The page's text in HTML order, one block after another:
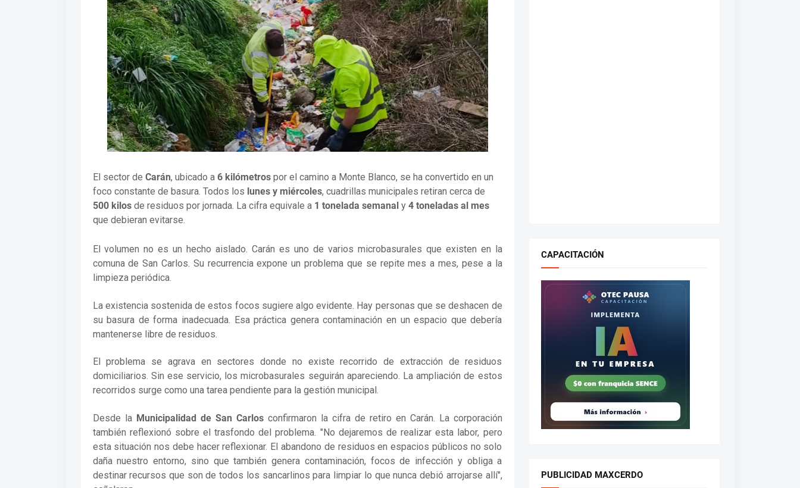
El sector de Carán, ubicado a 6 kilómetrospor el camino a Monte Blanco, se ha convertido en un
foco constante de basura. Todos los lunes y miércoles, cuadrillas municipales retiran cerca de
500 kilosde residuos por jornada. La cifra equivale a 1 tonelada semanal y 4 toneladas al mes
que debieran evitarse.
El volumen no es un hecho aislado. Carán es uno de varios microbasurales que existen en la
comuna de San Carlos. Su recurrencia expone un problema que se repite mes a mes, pese a la
limpieza periódica.
La existencia sostenida de estos focos sugiere algo evidente. Hay personas que se deshacen de
su basura de forma inadecuada. Esa práctica genera contaminación en un espacio que debería
mantenerse libre de residuos.
El problema se agrava en sectores donde no existe recorrido de extracción de residuos
domiciliarios. Sin ese servicio, los microbasurales seguirán apareciendo. La ampliación de estos
recorridos surge como una tarea pendiente para la gestión municipal.
Desde la Municipalidad de San Carlosconfirmaron la cifra de retiro en Carán. La corporación
también reflexionó sobre el trasfondo del problema. "No dejaremos de realizar esta labor, pero
esta situación nos debe hacer reflexionar. El abandono de residuos en espacios públicos no solo
daña nuestro entorno, sino que también genera contaminación, focos de infección y obliga a
destinar recursos que son de todos los sancarlinos para limpiar lo que nunca debió arrojarse allí",
CAPACITACIÓN
PUBLICIDAD MAXCERDO